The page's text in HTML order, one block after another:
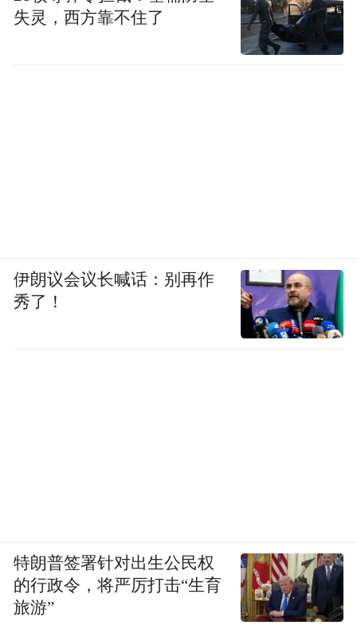
失灵，西方靠不住了
伊朗议会议长喊话：别再作
秀了！
特朗普签署针对出生公民权
的行政令，将严厉打击“生育
旅游”